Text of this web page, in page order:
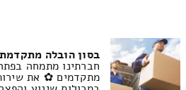
בסון הובלה
חברתינו מתמחה
מתקדמים ✿ את